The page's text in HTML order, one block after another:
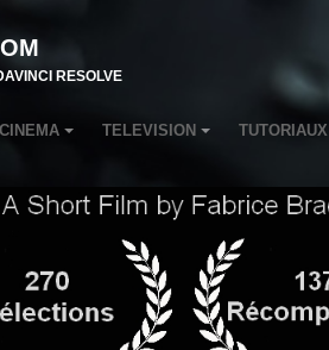
RESOLVE
TELEVISION TUTORIAUX